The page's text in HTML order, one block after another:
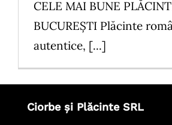
CELE MAI BUNE
BUCUREȘTI Plăcinte
autentice, [...]
Ciorbe și Plăcinte SRL